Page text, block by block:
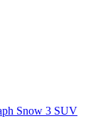
Snow 3 SUV